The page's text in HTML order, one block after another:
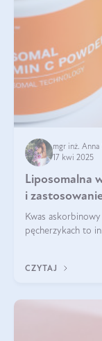
mgr inż. Anna
17 kwi 2025
Liposomalna
i
Kwas
pęcherzykach to
CZYTAJ